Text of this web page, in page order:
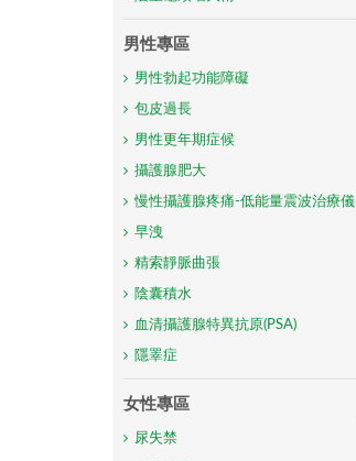
男性專區
男性勃起功能障礙
包皮過長
男性更年期症候
攝護腺肥大
慢性攝護腺疼痛-低能量震波治療儀
早洩
精索靜脈曲張
陰囊積水
血清攝護腺特異抗原(PSA)
隱睪症
女性專區
尿失禁